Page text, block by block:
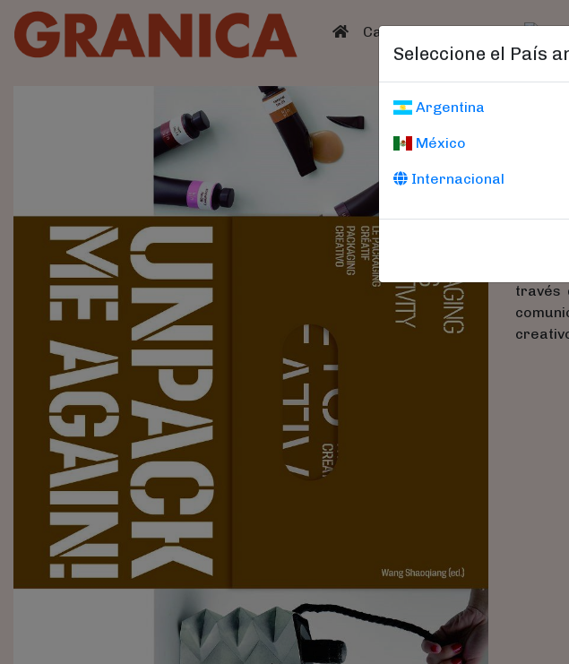
(current)
Catálogo Catálogo
Seleccione el País
Argentina
México
Internacional
través